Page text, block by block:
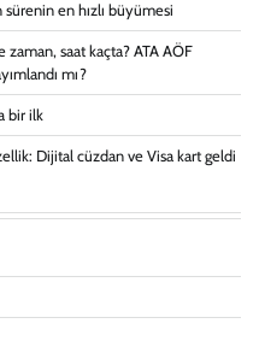
sürenin en hızlı büyümesi
zaman, saat kaçta? ATA AÖF
mı?
bir ilk
Dijital cüzdan ve Visa kart geldi